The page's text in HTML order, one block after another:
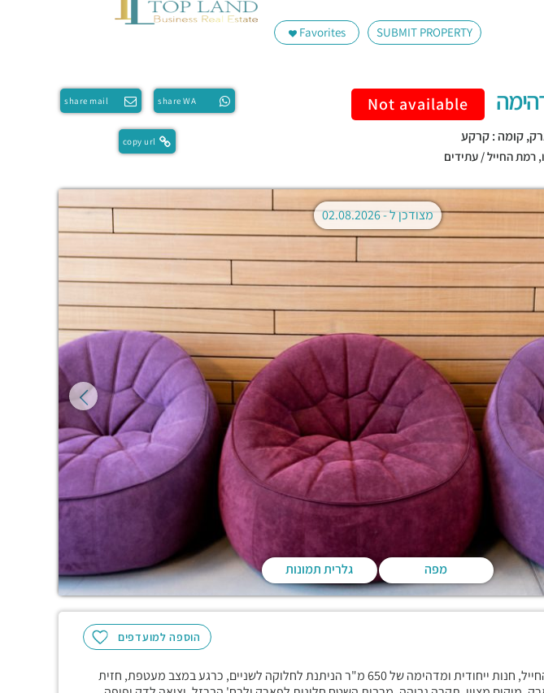
SUBMIT PROPERTY
Favorites
share WA
share mail
copy url
Not available
קומה : קרקע
, רמת החייל / עתידים
מפה גלרית תמונות
מצודכן ל -
הוספה למועדפים
בבניין היפה ביותר ברמת החייל, חנות ייחודית ומדהימה של 650 מ"ר הניתנת לחלוקה לשניים, כרגע במצב מעטפת, חזית